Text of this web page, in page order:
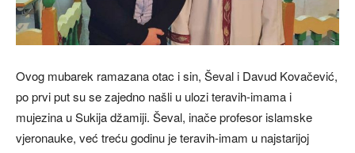
Ovog mubarek ramazana otac i sin, Ševal i Davud Kovačević,
po prvi put su se zajedno našli u ulozi teravih-imama i
mujezina u Sukija džamiji. Ševal, inače profesor islamske
vjeronauke, već treću godinu je teravih-imam u najstarijoj